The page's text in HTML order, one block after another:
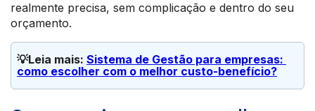
realmente precisa, sem complicação e dentro do seu
orçamento.
💡Leia mais: Sistema de Gestão para empresas:
como escolher com o melhor custo-benefício?